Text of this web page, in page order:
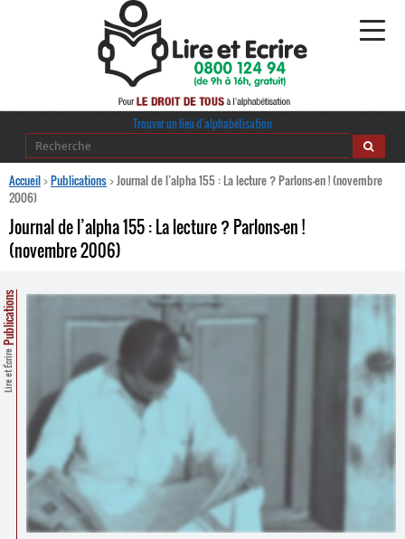
Alphabétisation
Regards croisés
Publications
Ressources pédagogiques
Comprendre et parler
Trouver un lieu d’alphabétisation
Trouver un lieu d’alphabétisation
Accueil>Publications>Journal de l’alpha 155 : La lecture ? Parlons-en ! (novembre
2006)
Journal de l’alpha 155 : La lecture ? Parlons-en !
(novembre 2006)
Lire et Écrire
Publications